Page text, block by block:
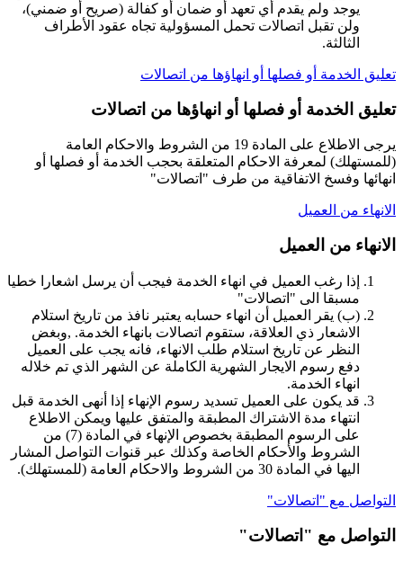
يوجد ولم يقدم أي تعهد أو ضمان أو كفالة (صريح أو ضمني)،
ولن تقبل اتصالات تحمل المسؤولية تجاه عقود الأطراف
الثالثة.
تعليق الخدمة أو فصلها أو انهاؤها من اتصالات
تعليق الخدمة أو فصلها أو انهاؤها من اتصالات
يرجى الاطلاع على المادة 19 من الشروط والاحكام العامة
(للمستهلك) لمعرفة الاحكام المتعلقة بحجب الخدمة أو فصلها أو
انهائها وفسخ الاتفاقية من طرف "اتصالات"
الانهاء من العميل
الانهاء من العميل
إذا رغب العميل في انهاء الخدمة فيجب أن يرسل اشعارا خطيا
مسبقا الى "اتصالات"
(ب‌) يقر العميل أن انهاء حسابه يعتبر نافذ من تاريخ استلام
الاشعار ذي العلاقة، ستقوم اتصالات بانهاء الخدمة. ,وبغض
النظر عن تاريخ استلام طلب الانهاء، فانه يجب على العميل
دفع رسوم الايجار الشهرية الكاملة عن الشهر الذي تم خلاله
انهاء الخدمة.
قد يكون على العميل تسديد رسوم الإنهاء إذا أنهى الخدمة قبل
انتهاء مدة الاشتراك المطبقة والمتفق عليها ويمكن الاطلاع
على الرسوم المطبقة بخصوص الإنهاء في المادة (7) من
الشروط والأحكام الخاصة وكذلك عبر قنوات التواصل المشار
اليها في المادة 30 من الشروط والاحكام العامة (للمستهلك).
التواصل مع "اتصالات"
التواصل مع "اتصالات"